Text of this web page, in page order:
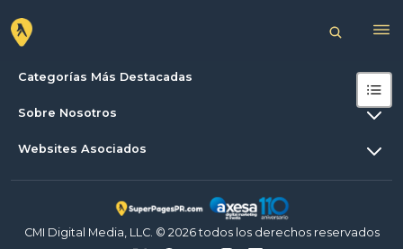
Categorías Más Destacadas
Sobre Nosotros
Websites Asociados
CMI Digital Media, LLC. © 2026 todos los derechos reservados